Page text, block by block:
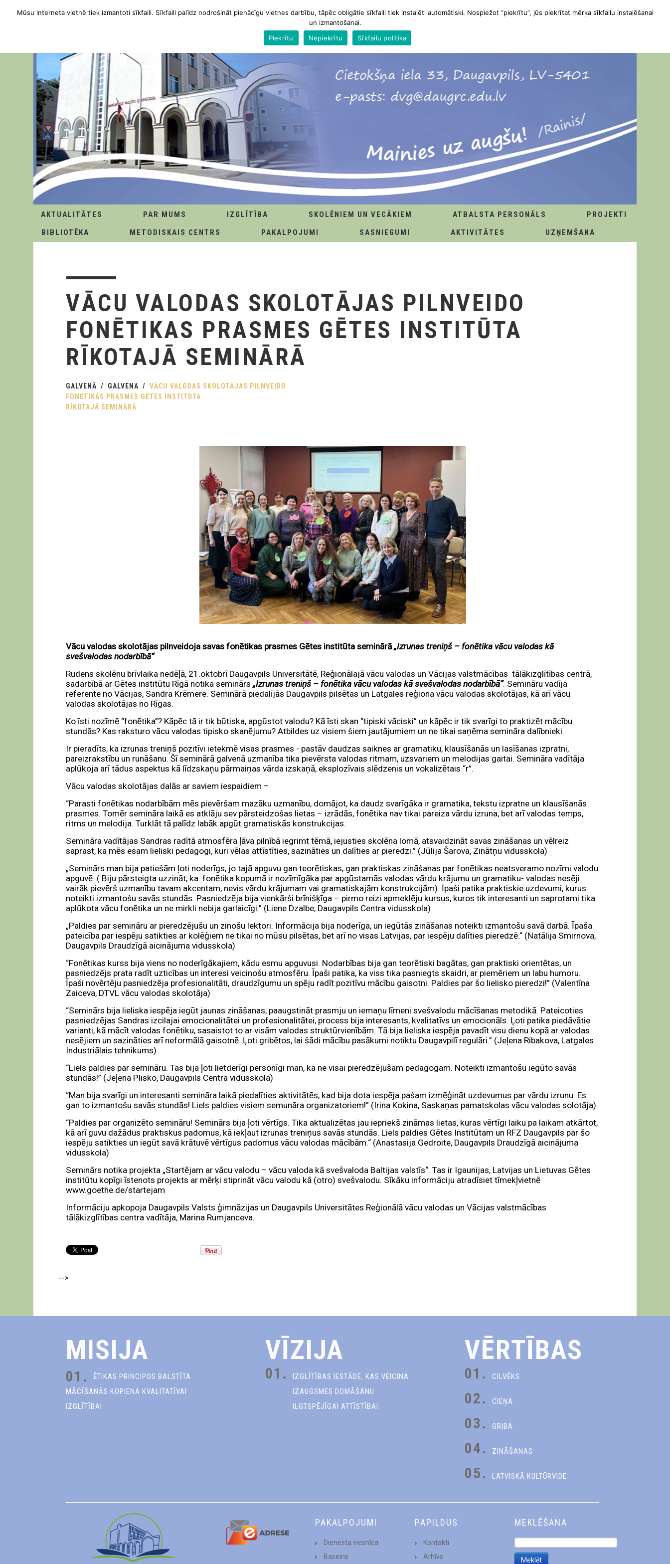
AKTUALITĀTES PAR MUMS IZGLĪTĪBA SKOLĒNIEM UN VECĀKIEM ATBALSTA PERSONĀLS
PROJEKTI
BIBLIOTĒKA
METODISKAIS CENTRS PAKALPOJUMI SASNIEGUMI AKTIVITĀTES UZŅEMŠANA
VĀCU VALODAS SKOLOTĀJAS PILNVEIDO
FONĒTIKAS PRASMES GĒTES INSTITŪTA
RĪKOTAJĀ SEMINĀRĀ
GALVENĀ GALVENA
VĀCU VALODAS SKOLOTĀJAS PILNVEIDO
FONĒTIKAS PRASMES GĒTES INSTITŪTA
RĪKOTAJĀ SEMINĀRĀ
Vācu valodas skolotājas pilnveidoja savas fonētikas prasmes Gētes institūta seminārā „Izrunas treniņš – fonētika vācu valodas kā
svešvalodas nodarbībā“
Rudens skolēnu brīvlaika nedēļā, 21.oktobrī Daugavpils Universitātē, Reģionālajā vācu valodas un Vācijas valstmācības tālākizglītības centrā,
sadarbībā ar Gētes institūtu Rīgā notika seminārs „Izrunas treniņš – fonētika vācu valodas kā svešvalodas nodarbībā“. Semināru vadīja
referente no Vācijas, Sandra Krēmere. Seminārā piedalījās Daugavpils pilsētas un Latgales reģiona vācu valodas skolotājas, kā arī vācu
valodas skolotājas no Rīgas.
Ko īsti nozīmē “fonētika”? Kāpēc tā ir tik būtiska, apgūstot valodu? Kā īsti skan “tipiski vāciski” un kāpēc ir tik svarīgi to praktizēt mācību
stundās? Kas raksturo vācu valodas tipisko skanējumu? Atbildes uz visiem šiem jautājumiem un ne tikai saņēma semināra dalībnieki.
Ir pieradīts, ka izrunas treniņš pozitīvi ietekmē visas prasmes - pastāv daudzas saiknes ar gramatiku, klausīšanās un lasīšanas izpratni,
pareizrakstību un runāšanu. Šī seminārā galvenā uzmanība tika pievērsta valodas ritmam, uzsvariem un melodijas gaitai. Semināra vadītāja
aplūkoja arī tādus aspektus kā līdzskaņu pārmaiņas vārda izskaņā, eksplozīvais slēdzenis un vokalizētais “r”.
Vācu valodas skolotājas dalās ar saviem iespaidiem –
“Parasti fonētikas nodarbībām mēs pievēršam mazāku uzmanību, domājot, ka daudz svarīgāka ir gramatika, tekstu izpratne un klausīšanās
prasmes. Tomēr semināra laikā es atklāju sev pārsteidzošas lietas – izrādās, fonētika nav tikai pareiza vārdu izruna, bet arī valodas temps,
ritms un melodija. Turklāt tā palīdz labāk apgūt gramatiskās konstrukcijas.
Semināra vadītājas Sandras radītā atmosfēra ļāva pilnībā iegrimt tēmā, iejusties skolēna lomā, atsvaidzināt savas zināšanas un vēlreiz
saprast, ka mēs esam lieliski pedagogi, kuri vēlas attīstīties, sazināties un dalīties ar pieredzi.” (Jūlija Šarova, Zinātņu vidusskola)
„Seminārs man bija patiešām ļoti noderīgs, jo tajā apguvu gan teorētiskas, gan praktiskas zināšanas par fonētikas neatsveramo nozīmi valodu
apguvē. ( Biju pārsteigta uzzināt, ka fonētika kopumā ir nozīmīgāka par apgūstamās valodas vārdu krājumu un gramatiku- valodas nesēji
vairāk pievērš uzmanību tavam akcentam, nevis vārdu krājumam vai gramatiskajām konstrukcijām). Īpaši patika praktiskie uzdevumi, kurus
noteikti izmantošu savās stundās. Pasniedzēja bija vienkārši brīnišķīga – pirmo reizi apmeklēju kursus, kuros tik interesanti un saprotami tika
aplūkota vācu fonētika un ne mirkli nebija garlaicīgi.” (Liene Dzalbe, Daugavpils Centra vidusskola)
„Paldies par semināru ar pieredzējušu un zinošu lektori. Informācija bija noderīga, un iegūtās zināšanas noteikti izmantošu savā darbā. Īpaša
pateicība par iespēju satikties ar kolēģiem ne tikai no mūsu pilsētas, bet arī no visas Latvijas, par iespēju dalīties pieredzē.“ (Natālija Smirnova,
Daugavpils Draudzīgā aicinājuma vidusskola)
“Fonētikas kurss bija viens no noderīgākajiem, kādu esmu apguvusi. Nodarbības bija gan teorētiski bagātas, gan praktiski orientētas, un
pasniedzējs prata radīt uzticības un interesi veicinošu atmosfēru. Īpaši patika, ka viss tika pasniegts skaidri, ar piemēriem un labu humoru.
Īpaši novērtēju pasniedzēja profesionalitāti, draudzīgumu un spēju radīt pozitīvu mācību gaisotni. Paldies par šo lielisko pieredzi!” (Valentīna
Zaiceva, DTVL vācu valodas skolotāja)
“Seminārs bija lieliska iespēja iegūt jaunas zināšanas, paaugstināt prasmju un iemaņu līmeni svešvalodu mācīšanas metodikā. Pateicoties
pasniedzējas Sandras izcilajai emocionalitātei un profesionalitātei, process bija interesants, kvalitatīvs un emocionāls. Ļoti patika piedāvātie
varianti, kā mācīt valodas fonētiku, sasaistot to ar visām valodas struktūrvienībām. Tā bija lieliska iespēja pavadīt visu dienu kopā ar valodas
nesējiem un sazināties arī neformālā gaisotnē. Ļoti gribētos, lai šādi mācību pasākumi notiktu Daugavpilī regulāri.” (Jeļena Ribakova, Latgales
Industriālais tehnikums)
“Liels paldies par semināru. Tas bija ļoti lietderīgi personīgi man, ka ne visai pieredzējušam pedagogam. Noteikti izmantošu iegūto savās
stundās!” (Jeļena Plisko, Daugavpils Centra vidusskola)
“Man bija svarīgi un interesanti semināra laikā piedalīties aktivitātēs, kad bija dota iespēja pašam izmēģināt uzdevumus par vārdu izrunu. Es
gan to izmantošu savās stundās! Liels paldies visiem semunāra organizatoriem!” (Irina Kokina, Saskaņas pamatskolas vācu valodas solotāja)
“Paldies par organizēto semināru! Seminārs bija ļoti vērtīgs. Tika aktualizētas jau iepriekš zināmas lietas, kuras vērtīgi laiku pa laikam atkārtot,
kā arī guvu dažādus praktiskus padomus, kā iekļaut izrunas treniņus savās stundās. Liels paldies Gētes Institūtam un RFZ Daugavpils par šo
iespēju satikties un iegūt savā krātuvē vērtīgus padomus vācu valodas mācībām.“ (Anastasija Gedroite, Daugavpils Draudzīgā aicinājuma
vidusskola)
Seminārs notika projekta „Startējam ar vācu valodu – vācu valoda kā svešvaloda Baltijas valstīs“. Tas ir Igaunijas, Latvijas un Lietuvas Gētes
institūtu kopīgi īstenots projekts ar mērķi stiprināt vācu valodu kā (otro) svešvalodu. Sīkāku informāciju atradīsiet tīmekļvietnē
www.goethe.de/startejam
Informāciju apkopoja Daugavpils Valsts ģimnāzijas un Daugavpils Universitātes Reģionālā vācu valodas un Vācijas valstmācības
tālākizglītības centra vadītāja, Marina Rumjanceva.
-->
MISIJA
01.
ĒTIKAS PRINCIPOS BALSTĪTA
MĀCĪŠANĀS KOPIENA KVALITATĪVAI
IZGLĪTĪBAI
VĪZIJA
01.
IZGLĪTĪBAS IESTĀDE, KAS VEICINA
IZAUGSMES DOMĀŠANU
ILGTSPĒJĪGAI ATTĪSTĪBAI
VĒRTĪBAS
01. CILVĒKS
02. CIEŅA
03. GRIBA
04. ZINĀŠANAS
05. LATVISKĀ KULTŪRVIDE
PAKALPOJUMI
Dienesta viesnīca
Baseins
PAPILDUS
Kontakti
Arhīvs
MEKLĒŠANA
Mūsu interneta vietnē tiek izmantoti sīkfaili. Sīkfaili palīdz nodrošināt pienācīgu vietnes darbību, tāpēc obligātie sīkfaili tiek instalēti automātiski. Nospiežot “piekrītu”, jūs piekrītat mērķa sīkfailu instalēšanai
un izmantošanai.
Piekrītu
Nepiekrītu Sīkfailu politika